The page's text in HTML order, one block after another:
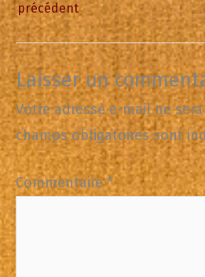
précédent
Laisser un
Votre adresse e-mail ne
champs obligatoires sont
Commentaire*